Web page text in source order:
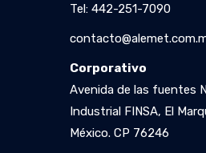
Tel: 442-251-7090
Corporativo
Avenida de las fuentes
Industrial FINSA, El
México. CP 76246